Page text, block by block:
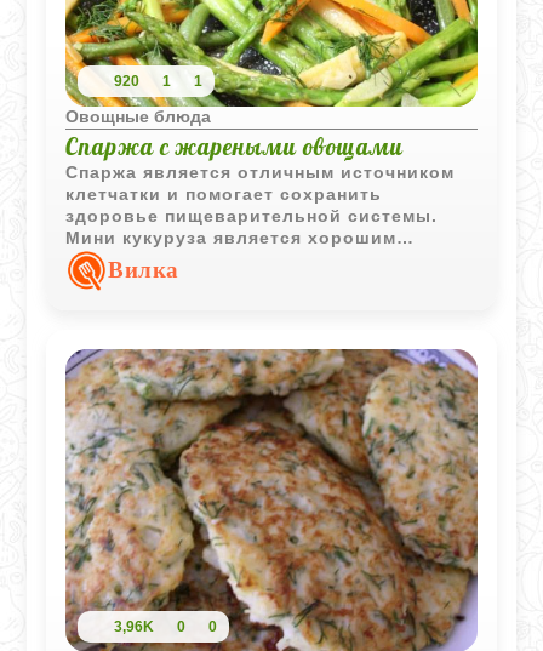
920 1 1
Овощные блюда
Спаржа с жареными овощами
Спаржа является отличным источником
клетчатки и помогает сохранить
здоровье пищеварительной системы.
Мини кукуруза является хорошим
источником витаминов и минералов,
таких как витамин С и магний. Молодая
Вилка
3,96K 0 0